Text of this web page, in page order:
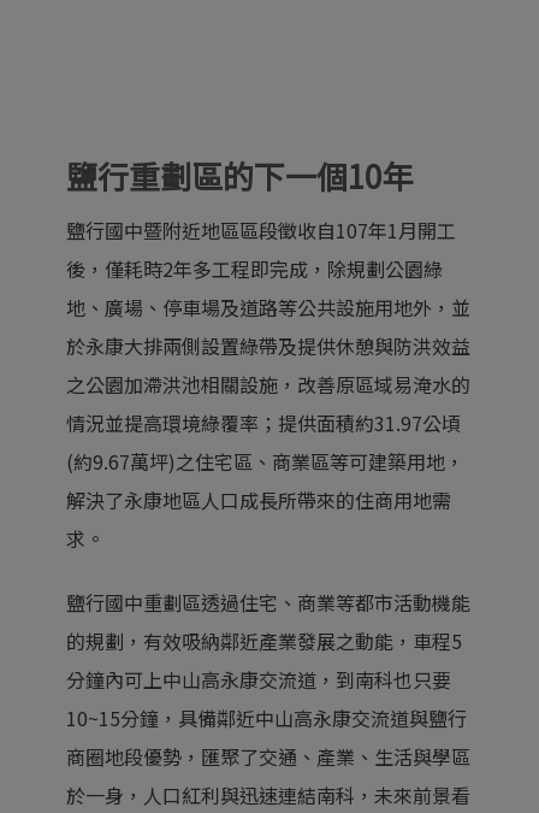
鹽行重劃區的下一個10年
鹽行國中暨附近地區區段徵收自107年1月開工
後，僅耗時2年多工程即完成，除規劃公園綠
地、廣場、停車場及道路等公共設施用地外，並
於永康大排兩側設置綠帶及提供休憩與防洪效益
之公園加滯洪池相關設施，改善原區域易淹水的
情況並提高環境綠覆率；提供面積約31.97公頃
(約9.67萬坪)之住宅區、商業區等可建築用地，
解決了永康地區人口成長所帶來的住商用地需
求。
鹽行國中重劃區透過住宅、商業等都市活動機能
的規劃，有效吸納鄰近產業發展之動能，車程5
分鐘內可上中山高永康交流道，到南科也只要
10~15分鐘，具備鄰近中山高永康交流道與鹽行
商圈地段優勢，匯聚了交通、產業、生活與學區
於一身，人口紅利與迅速連結南科，未來前景看